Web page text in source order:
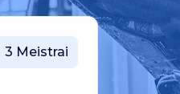
3 Meistrai